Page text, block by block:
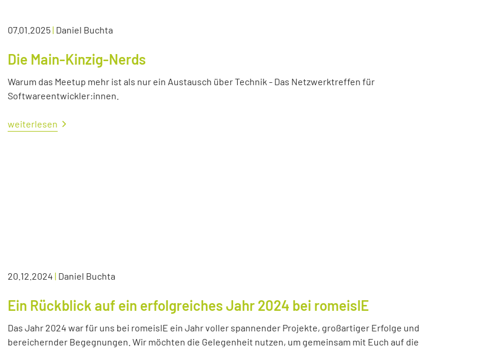
07.01.2025| Daniel Buchta
Die Main-Kinzig-Nerds
Warum das Meetup mehr ist als nur ein Austausch über Technik - Das Netzwerktreffen für
Softwareentwickler:innen.
weiterlesen
20.12.2024 | Daniel Buchta
Ein Rückblick auf ein erfolgreiches Jahr 2024 bei romeisIE
Das Jahr 2024 war für uns bei romeisIE ein Jahr voller spannender Projekte, großartiger Erfolge und
bereichernder Begegnungen. Wir möchten die Gelegenheit nutzen, um gemeinsam mit Euch auf die